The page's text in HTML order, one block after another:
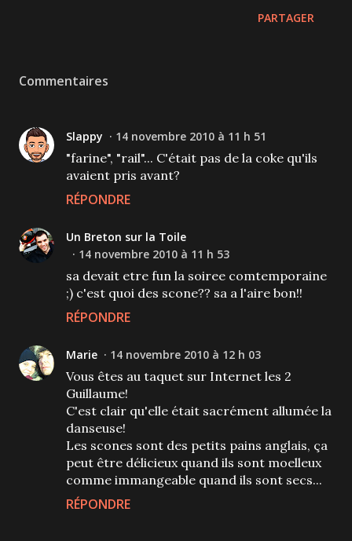
PARTAGER
Commentaires
Slappy 14 novembre 2010 à 11 h 51
"farine", "rail"... C'était pas de la coke qu'ils
avaient pris avant?
RÉPONDRE
Un Breton sur la Toile
14 novembre 2010 à 11 h 53
sa devait etre fun la soiree comtemporaine
;) c'est quoi des scone?? sa a l'aire bon!!
RÉPONDRE
Marie 14 novembre 2010 à 12 h 03
Vous êtes au taquet sur Internet les 2
Guillaume!
C'est clair qu'elle était sacrément allumée la
danseuse!
Les scones sont des petits pains anglais, ça
peut être délicieux quand ils sont moelleux
comme immangeable quand ils sont secs...
RÉPONDRE